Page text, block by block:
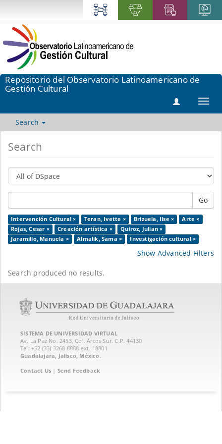
Repositorio del Observatorio Latinoamericano de
Gestión Cultural
Search
Search
Go
Intervención Cultural × Teran, Ivette × Brizuela, Ilse ×
Arte ×
Rojas, Cesar ×
Creación artística ×
Quiroz, Julian ×
Jaramillo, Manuela ×
Almalik, Sama × Investigación cultural ×
Show Advanced Filters
Search produced no results.
SISTEMA DE UNIVERSIDAD VIRTUAL
Av. La Paz No. 2453, Col. Arcos Sur. C.P. 44130
Tel: +52 (33) 3268 8888‏ ext. 18801
Guadalajara, Jalisco, México.
Contact Us | Send Feedback